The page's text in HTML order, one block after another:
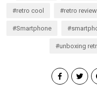
retro cool retro review
Smartphone
unboxing